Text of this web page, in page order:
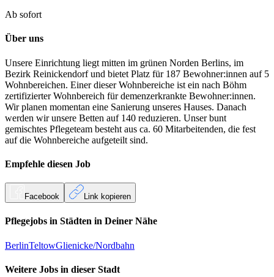
Ab sofort
Über uns
Unsere Einrichtung liegt mitten im grünen Norden Berlins, im
Bezirk Reinickendorf und bietet Platz für 187 Bewohner:innen auf 5
Wohnbereichen. Einer dieser Wohnbereiche ist ein nach Böhm
zertifizierter Wohnbereich für demenzerkrankte Bewohner:innen.
Wir planen momentan eine Sanierung unseres Hauses. Danach
werden wir unsere Betten auf 140 reduzieren. Unser bunt
gemischtes Pflegeteam besteht aus ca. 60 Mitarbeitenden, die fest
auf die Wohnbereiche aufgeteilt sind.
Empfehle diesen Job
Facebook Link kopieren
Pflegejobs in Städten in Deiner Nähe
BerlinTeltowGlienicke/Nordbahn
Weitere Jobs in dieser Stadt